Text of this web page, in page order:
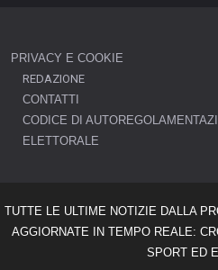
PRIVACY E COOKIE
REDAZIONE
CONTATTI
CODICE DI
ELETTORALE
TUTTE LE ULTIME NOTIZIE DALLA
AGGIORNATE IN TEMPO REALE:
SPORT ED